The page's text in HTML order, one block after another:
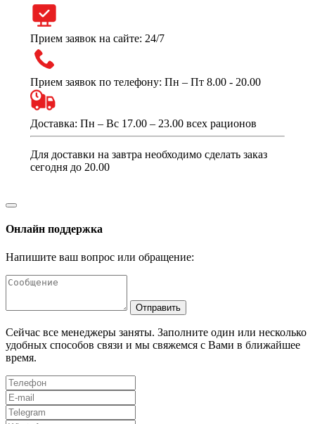
Прием заявок на сайте: 24/7
Прием заявок по телефону: Пн – Пт 8.00 - 20.00
Доставка: Пн – Вс 17.00 – 23.00 всех рационов
Для доставки на завтра необходимо сделать заказ
сегодня до 20.00
Онлайн поддержка
Напишите ваш вопрос или обращение:
Отправить
Сейчас все менеджеры заняты. Заполните один или несколько
удобных способов связи и мы свяжемся с Вами в ближайшее
время.